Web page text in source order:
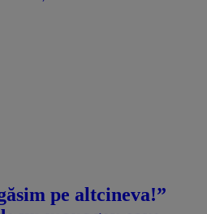
pe altcineva!”